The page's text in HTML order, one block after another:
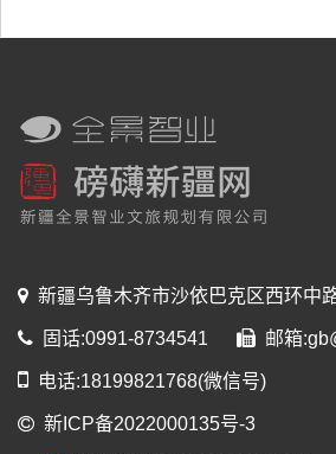
新疆乌鲁木齐市沙依巴克区西环中
固话:0991-8734541 邮箱
电话:18199821768(微信号)
新ICP备2022000135号-3